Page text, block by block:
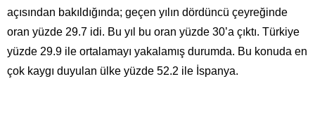
açısından bakıldığında; geçen yılın dördüncü çeyreğinde
oran yüzde 29.7 idi. Bu yıl bu oran yüzde 30’a çıktı. Türkiye
yüzde 29.9 ile ortalamayı yakalamış durumda. Bu konuda en
çok kaygı duyulan ülke yüzde 52.2 ile İspanya.